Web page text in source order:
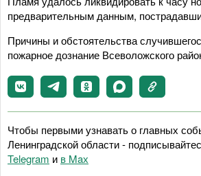
предварительным данным,
Причины и обстоятельства
пожарное дознание Всеволожского
Чтобы первыми узнавать о главных
Ленинградской области -
Telegram и в Maх